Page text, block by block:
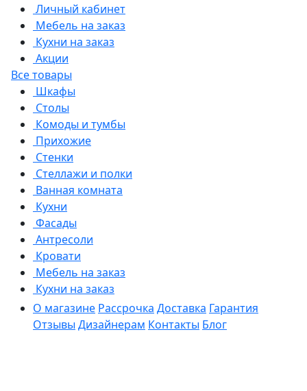
Личный кабинет
Мебель на заказ
Кухни на заказ
Акции
Все товары
Шкафы
Столы
Комоды и тумбы
Прихожие
Стенки
Стеллажи и полки
Ванная комната
Кухни
Фасады
Антресоли
Кровати
Мебель на заказ
Кухни на заказ
О магазине Рассрочка Доставка Гарантия
Отзывы Дизайнерам Контакты Блог